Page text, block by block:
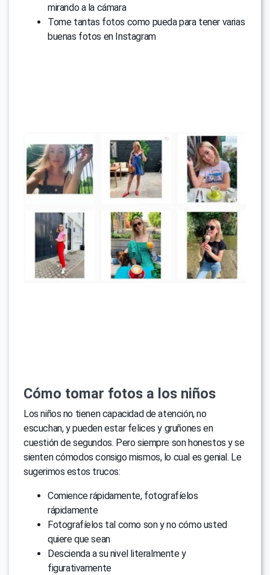
mirando a la cámara
Tome tantas fotos como pueda para tener varias
buenas fotos en Instagram
Cómo tomar fotos a los niños
Los niños no tienen capacidad de atención, no
escuchan, y pueden estar felices y gruñones en
cuestión de segundos. Pero siempre son honestos y se
sienten cómodos consigo mismos, lo cual es genial. Le
sugerimos estos trucos:
Comience rápidamente, fotografíelos
rápidamente
Fotografíelos tal como son y no cómo usted
quiere que sean
Descienda a su nivel literalmente y
figurativamente